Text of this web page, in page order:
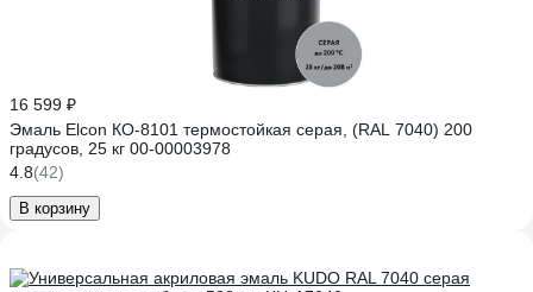
16 599 ₽
Эмаль Elcon КО-8101 термостойкая серая, (RAL 7040) 200
градусов, 25 кг 00-00003978
4.8(42)
В корзину